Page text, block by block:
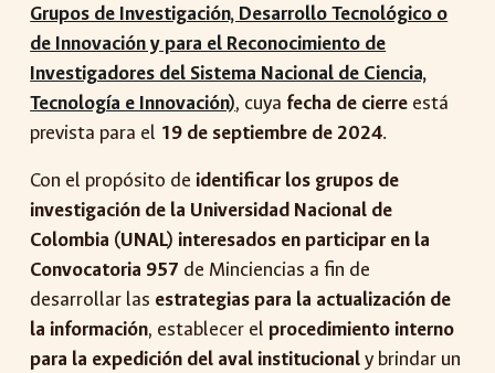
Grupos de Investigación, Desarrollo Tecnológico o
de Innovación y para el Reconocimiento de
Investigadores del Sistema Nacional de Ciencia,
Tecnología e Innovación), cuya fecha de cierre está
prevista para el 19 de septiembre de 2024.
Con el propósito deidentificar los grupos de
investigación de la Universidad Nacional de
Colombia (UNAL) interesados en participar en la
Convocatoria 957 de Minciencias a fin de
desarrollar las estrategias para la actualización de
la información, establecer el procedimiento interno
para la expedición del aval institucionaly brindar un